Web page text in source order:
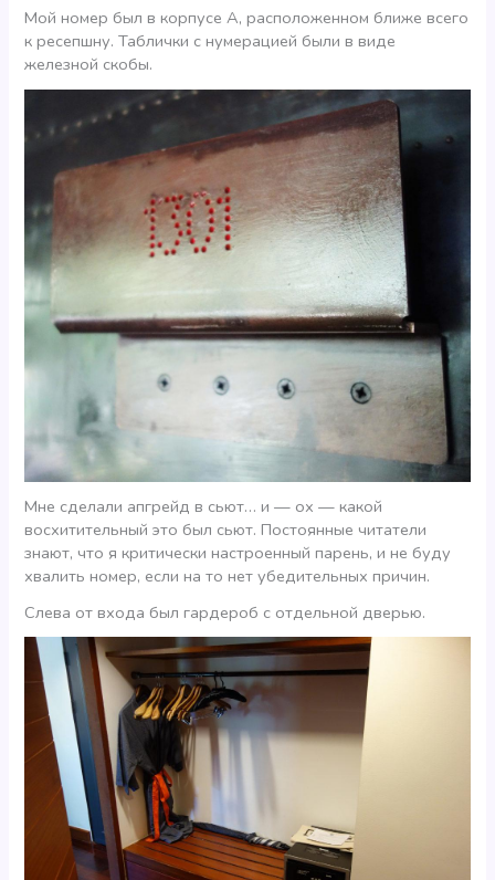
Мой номер был в корпусе А, расположенном ближе всего
к ресепшну. Таблички с нумерацией были в виде
железной скобы.
Мне сделали апгрейд в сьют… и — ох — какой
восхитительный это был сьют. Постоянные читатели
знают, что я критически настроенный парень, и не буду
хвалить номер, если на то нет убедительных причин.
Слева от входа был гардероб с отдельной дверью.